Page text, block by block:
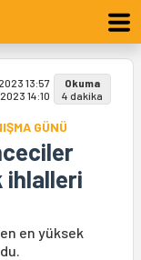
13:57
14:10
Okuma
4 dakika
GÜNÜ
ihlalleri
en yüksek